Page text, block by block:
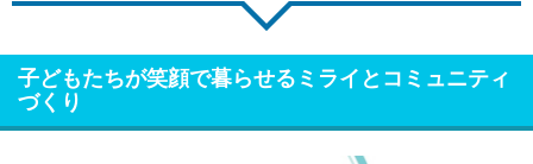
子どもたちが笑顔で暮らせるミライとコミュニティ
づくり